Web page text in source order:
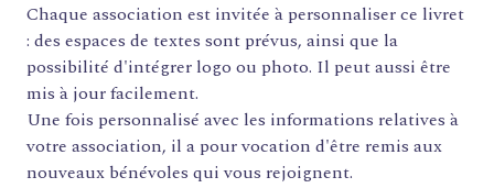
Chaque association est invitée à personnaliser ce livret
: des espaces de textes sont prévus, ainsi que la
possibilité d'intégrer logo ou photo. Il peut aussi être
mis à jour facilement.
Une fois personnalisé avec les informations relatives à
votre association, il a pour vocation d'être remis aux
nouveaux bénévoles qui vous rejoignent.